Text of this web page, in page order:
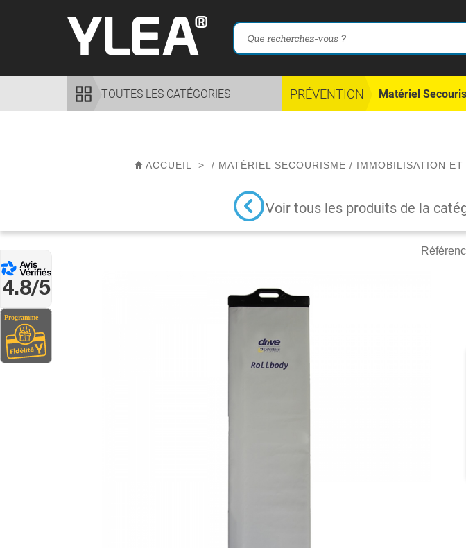
4.8/5
TOUTES LES CATÉGORIES PRÉVENTION Matériel
ACCUEIL > / MATÉRIEL SECOURISME / IMMOBILISATION
Voir tous les produits de la